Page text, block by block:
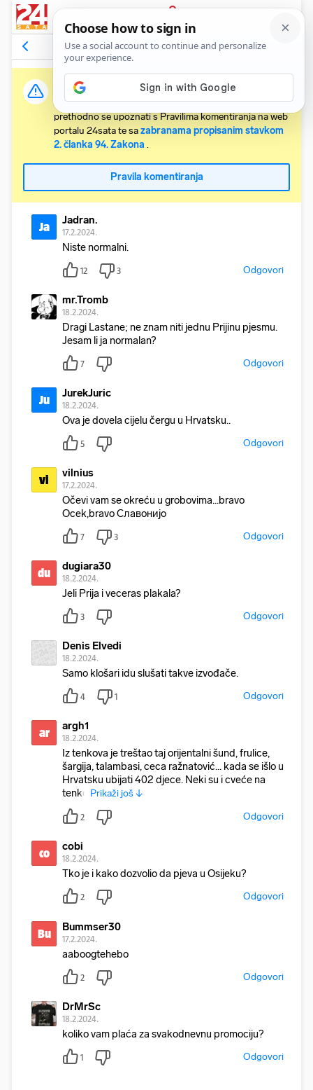
PRIJAVA
Komentari19 Relevantni
Važna obavijest:
Svaki korisnik koji želi komentirati članke obvezan je
prethodno se upoznati s Pravilima komentiranja na web
portalu 24sata te sazabranama propisanim stavkom
2. članka 94. Zakona .
Pravila komentiranja
Ja Jadran.
17.2.2024.
Niste normalni.
12 3 Odgovori
mr.Tromb
18.2.2024.
Dragi Lastane; ne znam niti jednu Prijinu pjesmu.
Jesam li ja normalan?
7 Odgovori
Ju JurekJuric
18.2.2024.
Ova je dovela cijelu čergu u Hrvatsku..
5 Odgovori
vi vilnius
17.2.2024.
Očevi vam se okreću u grobovima...bravo
Ocek,bravo Славонијo
7 3 Odgovori
du dugiara30
18.2.2024.
Jeli Prija i veceras plakala?
3 Odgovori
Denis Elvedi
18.2.2024.
Samo klošari idu slušati takve izvođače.
4 1 Odgovori
ar argh1
18.2.2024.
Iz tenkova je treštao taj orijentalni šund, frulice,
šargija, talambasi, ceca ražnatović... kada se išlo u
Hrvatsku ubijati 402 djece. Neki su i cveće na
tenko Prikaži još ↓
2 Odgovori
co cobi
18.2.2024.
Tko je i kako dozvolio da pjeva u Osijeku?
2 Odgovori
Bu Bummser30
17.2.2024.
aaboogtehebo
2 Odgovori
DrMrSc
18.2.2024.
koliko vam plaća za svakodnevnu promociju?
1 Odgovori